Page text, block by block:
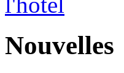
Nouvelles